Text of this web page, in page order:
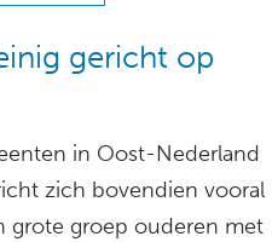
gericht op
in Oost-Nederland
zich bovendien vooral
grote groep ouderen met